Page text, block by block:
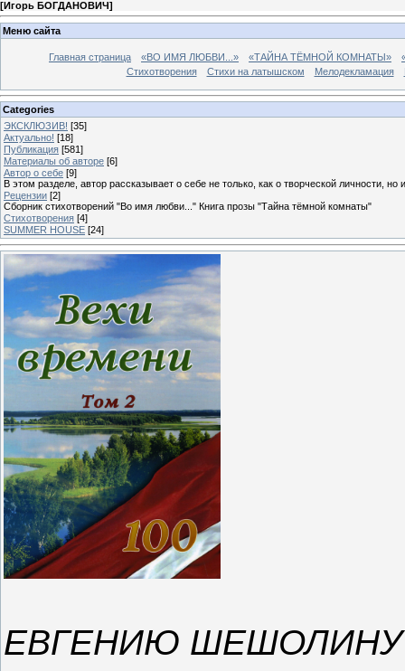
[Игорь БОГДАНОВИЧ]
Меню сайта
Главная страница «ВО ИМЯ ЛЮБВИ...» «ТАЙНА ТЁМНОЙ КОМНАТЫ»
Стихотворения
Стихи на латышском Мелодекламация
Categories
ЭКСКЛЮЗИВ! [35]
Актуально! [18]
Публикация [581]
Материалы об авторе [6]
Автор о себе [9]
В этом разделе, автор рассказывает о себе не только, как о творческой личности,
Рецензии [2]
Сборник стихотворений "Во имя любви..." Книга прозы "Тайна тёмной комнаты"
Стихотворения [4]
SUMMER HOUSE [24]
ЕВГЕНИЮ